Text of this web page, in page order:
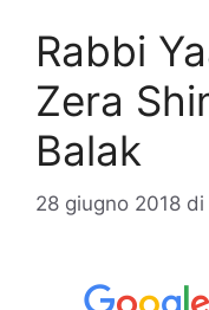
Rabbi
Zera
Balak
28 giugno 2018 di